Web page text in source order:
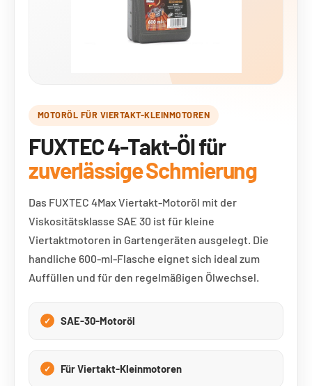
MOTORÖL FÜR VIERTAKT-KLEINMOTOREN
FUXTEC 4-Takt-Öl für
zuverlässige Schmierung
Das FUXTEC 4Max Viertakt-Motoröl mit der
Viskositätsklasse SAE 30 ist für kleine
Viertaktmotoren in Gartengeräten ausgelegt. Die
handliche 600-ml-Flasche eignet sich ideal zum
Auffüllen und für den regelmäßigen Ölwechsel.
SAE-30-Motoröl
Für Viertakt-Kleinmotoren